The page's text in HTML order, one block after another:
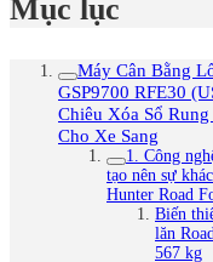
Mục lục
Máy Cân Bằng
GSP9700 RFE30
Chiêu Xóa Sổ
Cho Xe Sang
1. Công
tạo nên sự
Hunter Road
Biến
lăn
567 kg